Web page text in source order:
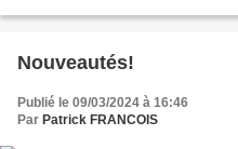
Nouveautés!
Publié le 09/03/2024 à 16:46
Par Patrick FRANCOIS